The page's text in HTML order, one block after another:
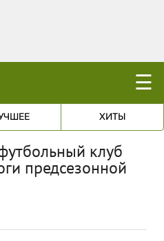
☰
ХИТЫ
клуб
предсезонной